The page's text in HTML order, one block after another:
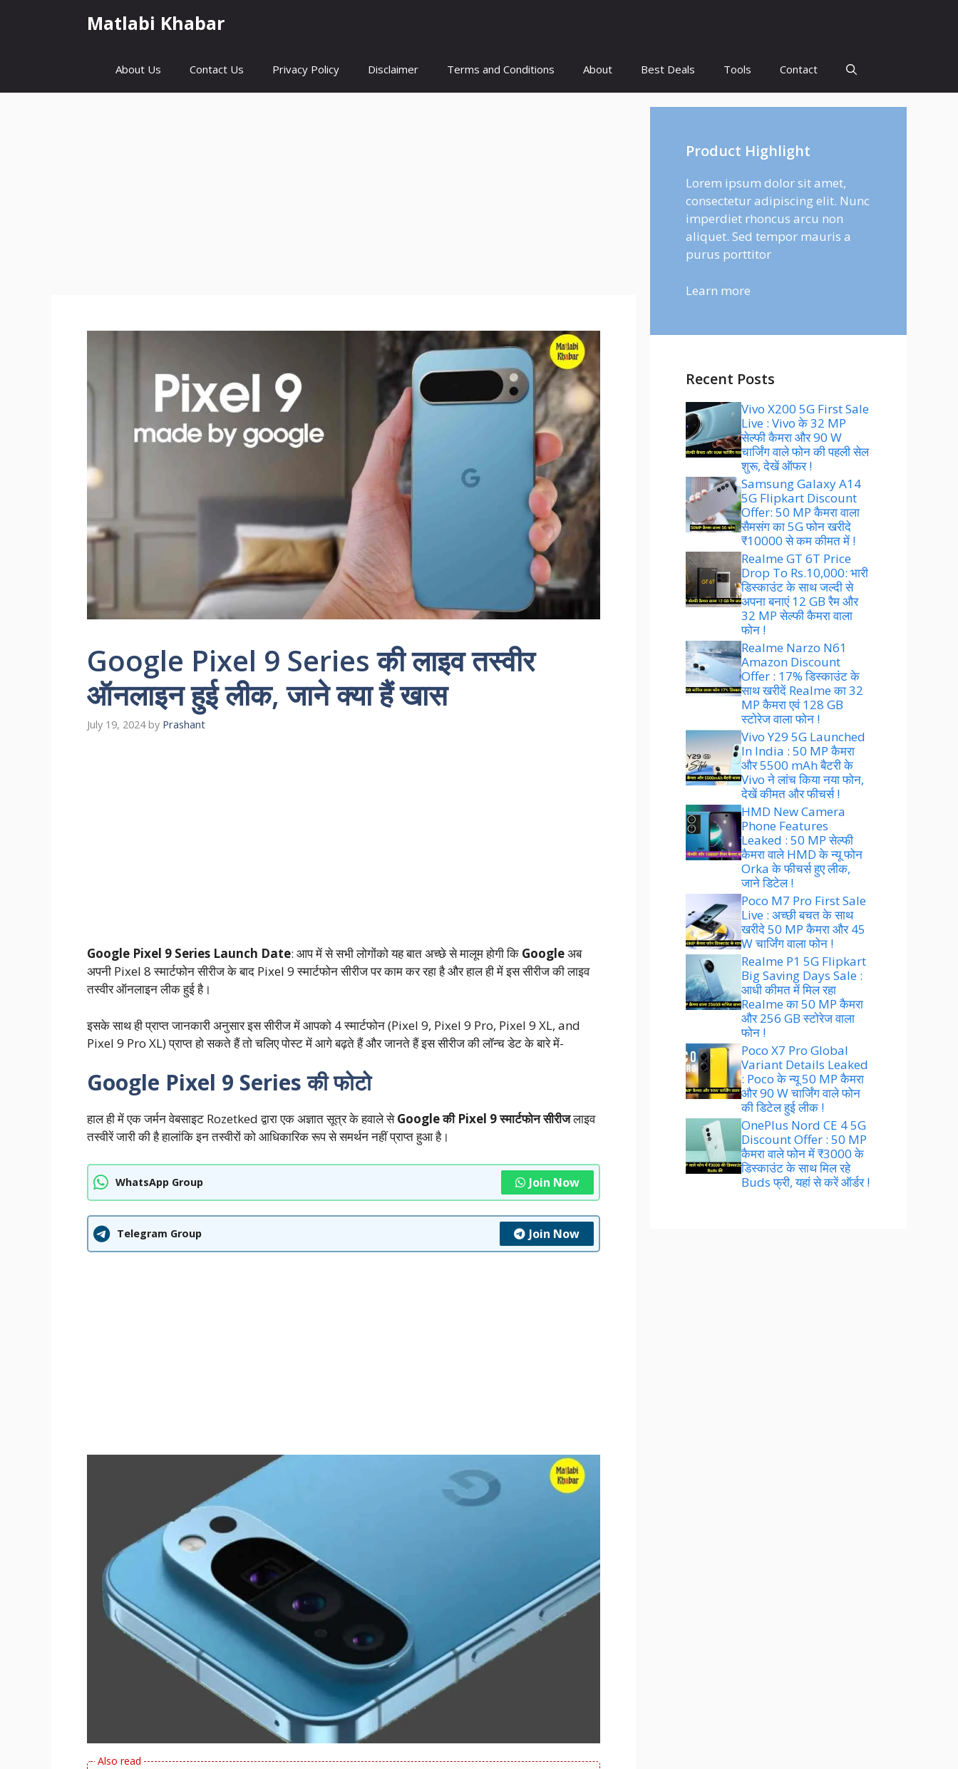
Matlabi Khabar
About Us Contact Us Privacy Policy Disclaimer Terms and Conditions About Best Deals Tools Contact
Google Pixel 9 Series की लाइव तस्वीर
ऑनलाइन हुई लीक, जाने क्‍या हैं खास
July 19, 2024 by Prashant
Google Pixel 9 Series Launch Date: आप में से सभी लोगोंको यह बात अच्छे से मालूम होगी कि Googleअब
अपनी Pixel 8 स्मार्टफोन सीरीज के बाद Pixel 9 स्मार्टफोन सीरीज पर काम कर रहा है और हाल ही में इस सीरीज की लाइव
तस्वीर ऑनलाइन लीक हुई है।
इसके साथ ही प्राप्त जानकारी अनुसार इस सीरीज में आपको 4 स्मार्टफोन (Pixel 9, Pixel 9 Pro, Pixel 9 XL, and
Pixel 9 Pro XL) प्राप्त हो सकते हैं तो चलिए पोस्ट में आगे बढ़ते हैं और जानते हैं इस सीरीज की लॉन्च डेट के बारे में-
Google Pixel 9 Series की फोटो
हाल ही में एक जर्मन वेबसाइट Rozetked द्वारा एक अज्ञात सूत्र के हवाले सेGoogle की Pixel 9 स्मार्टफोन सीरीजलाइव
तस्वीरें जारी की है हालांकि इन तस्वीरों को आधिकारिक रूप से समर्थन नहीं प्राप्त हुआ है।
WhatsApp Group Join Now
Telegram Group Join Now
Product Highlight
Lorem ipsum dolor sit amet,
consectetur adipiscing elit. Nunc
imperdiet rhoncus arcu non
aliquet. Sed tempor mauris a
purus porttitor
Learn more
Recent Posts
Vivo X200 5G First Sale
Live : Vivo के 32 MP
सेल्फी कैमरा और 90 W
चार्जिंग वाले फोन की पहली सेल
शुरू, देखें ऑफर !
Samsung Galaxy A14
5G Flipkart Discount
Offer: 50 MP कैमरा वाला
सैमसंग का 5G फोन खरीदे
₹10000 से कम कीमत में !
Realme GT 6T Price
Drop To Rs.10,000: भारी
डिस्काउंट के साथ जल्दी से
अपना बनाएं 12 GB रैम और
32 MP सेल्फी कैमरा वाला
फोन !
Realme Narzo N61
Amazon Discount
Offer : 17% डिस्काउंट के
साथ खरीदें Realme का 32
MP कैमरा एवं 128 GB
स्टोरेज वाला फोन !
Vivo Y29 5G Launched
In India : 50 MP कैमरा
और 5500 mAh बैटरी के
Vivo ने लांच किया नया फोन,
देखें कीमत और फीचर्स !
HMD New Camera
Phone Features
Leaked : 50 MP सेल्फी
कैमरा वाले HMD के न्यू फोन
Orka के फीचर्स हुए लीक,
जाने डिटेल !
Poco M7 Pro First Sale
Live : अच्छी बचत के साथ
खरीदे 50 MP कैमरा और 45
W चार्जिंग वाला फोन !
Realme P1 5G Flipkart
Big Saving Days Sale :
आधी कीमत में मिल रहा
Realme का 50 MP कैमरा
और 256 GB स्टोरेज वाला
फोन !
Poco X7 Pro Global
Variant Details Leaked
: Poco के न्यू 50 MP कैमरा
और 90 W चार्जिंग वाले फोन
की डिटेल हुई लीक !
OnePlus Nord CE 4 5G
Discount Offer : 50 MP
कैमरा वाले फोन में ₹3000 के
डिस्काउंट के साथ मिल रहे
Buds फ्री, यहां से करें ऑर्डर !